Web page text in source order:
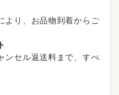
より、お品物到着からご
ンセル返送料まで、すべ